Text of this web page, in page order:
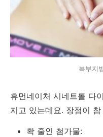
복부지
휴먼네이처 시네트롤 다
지고 있는데요. 장점이 참
확 줄인 첨가물: